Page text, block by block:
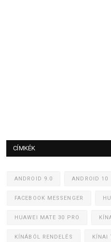
CÍMKÉK
ANDROID 9.0 ANDROID 10
FACEBOOK MESSENGER
HUAWEI MATE 30 PRO
KÍNÁBÓL RENDELÉS KÍNAI